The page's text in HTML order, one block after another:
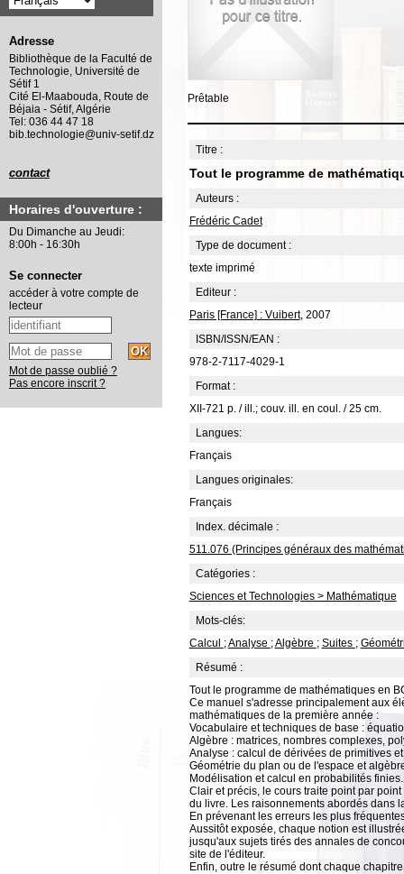
Prêtable
Titre :
Tout le programme de
Auteurs :
Frédéric Cadet
Type de document :
texte imprimé
Editeur :
Paris [France] : Vuibert, 2007
ISBN/ISSN/EAN :
978-2-7117-4029-1
Format :
XII-721 p. / ill.; couv. ill. en coul. / 25 cm.
Langues:
Français
Langues originales:
Français
Index. décimale :
511.076 (Principes généraux des
Catégories :
Sciences et Technologies > Mathématique
Mots-clés:
Calcul ;Analyse ;Algèbre ; Suites ;
Résumé :
Tout le programme de mathématiques en
Ce manuel s'adresse principalement aux
mathématiques de la première année :
Vocabulaire et techniques de base :
Algèbre : matrices, nombres complexes,
Analyse : calcul de dérivées de primitives
Géométrie du plan ou de l'espace et
Modélisation et calcul en probabilités finies.
Clair et précis, le cours traite point par
du livre. Les raisonnements abordés dans
En prévenant les erreurs les plus
Aussitôt exposée, chaque notion est
jusqu'aux sujets tirés des annales de
site de l'éditeur.
Enfin, outre le résumé dont chaque
Adresse
Bibliothèque de la Faculté de
Technologie, Université de
Sétif 1
Cité El-Maabouda, Route de
Béjaia - Sétif, Algérie
Tel: 036 44 47 18
bib.technologie@univ-setif.dz
contact
Horaires d'ouverture :
Du Dimanche au Jeudi:
8:00h - 16:30h
Se connecter
accéder à votre compte de
lecteur
Mot de passe oublié ?
Pas encore inscrit ?